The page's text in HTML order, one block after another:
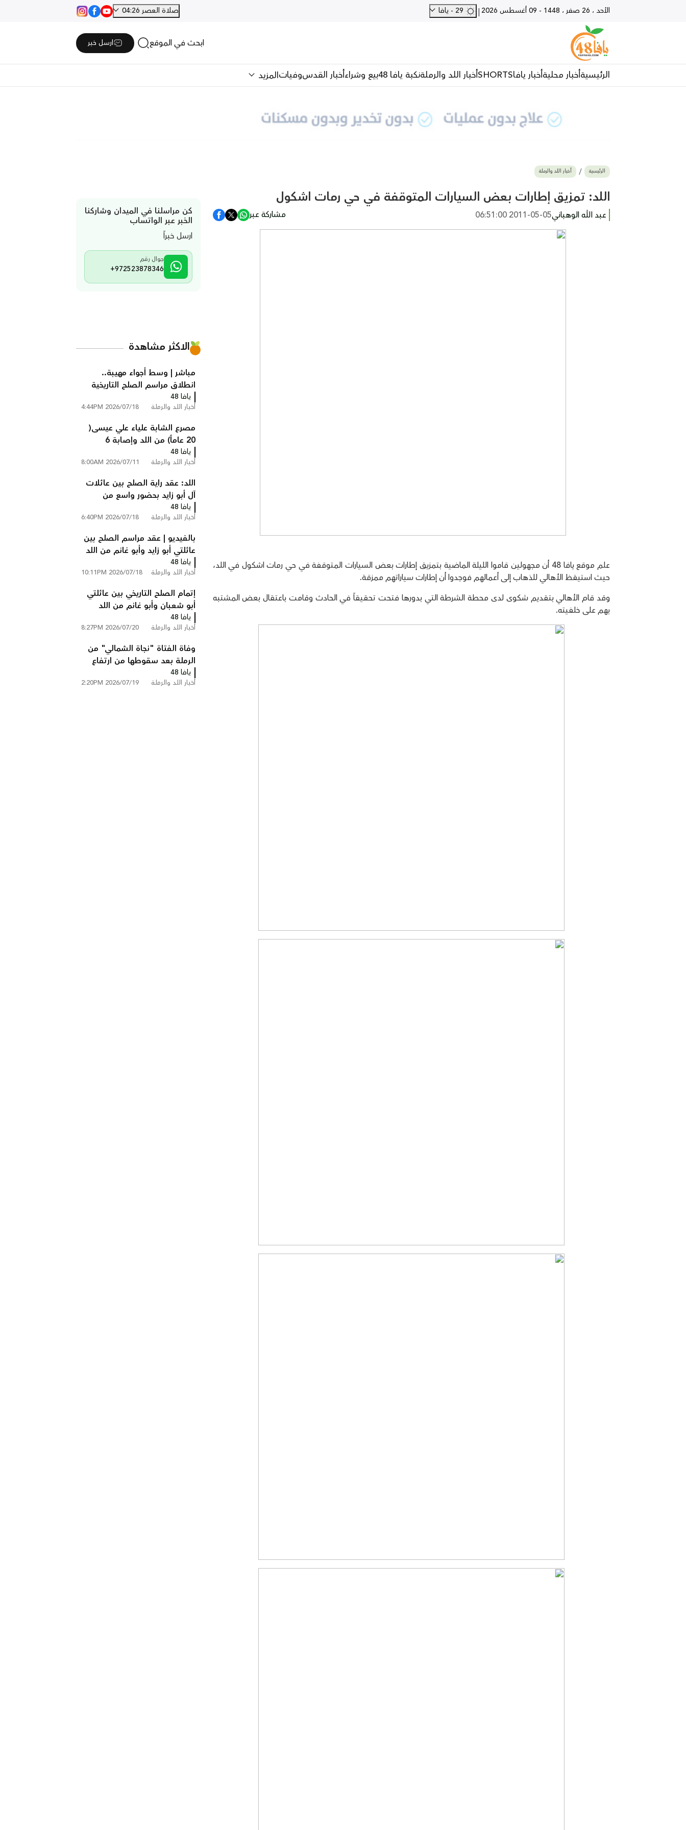
الأحد ، 26 صفر ، 1448 - 09 أغسطس 2026 | صلاة العصر 04:26
ابحث في الموقع ارسل خبر
الرئيسيةأخبار محليةأخبار يافاSHORTSأخبار اللد والرملةنكبة يافا 48 بيع وشراءأخبار القدسوفياتالمزيد
الرئيسية أخبار اللد والرملة
اللد: تمزيق إطارات بعض السيارات المتوقفة في حي رمات اشكول
عبد الله الوهباني2011-05-05 06:51:00 مشاركة عبر
علم موقع يافا 48 أن مجهولين قاموا الليلة الماضية بتمزيق إطارات بعض السيارات المتوقفة في حي رمات اشكول في اللد،
حيث استيقظ الأهالي للذهاب إلى أعمالهم فوجدوا أن إطارات سياراتهم ممزقة.
وقد قام الأهالي بتقديم شكوى لدى محطة الشرطة التي بدورها فتحت تحقيقاً في الحادث وقامت باعتقال بعض المشتبه
بهم على خلفيته.
كن مراسلنا في الميدان وشاركنا
الخبر عبر الواتساب
ارسل خبراً
جوال رقم
+972523878346
الاكثر مشاهدة
مباشر | وسط أجواء مهيبة..
انطلاق مراسم الصلح التاريخية
بين عائلتي أبو زايد وأبو غانم في
كفر قاسم
يافا 48
أخبار اللد والرملة 2026/07/18 4:44PM
مصرع الشابة علياء علي عيسى(
20 عاماً) من اللد وإصابة 6
أشخاص في حادث طرق مروع
على شارع 6 قرب الطيبة
يافا 48
أخبار اللد والرملة 2026/07/11 8:00AM
اللد: عقد راية الصلح بين عائلات
آل أبو زايد بحضور واسع من
الوجهاء ولجان الإصلاح
يافا 48
أخبار اللد والرملة 2026/07/18 6:40PM
بالفيديو | عقد مراسم الصلح بين
عائلتي أبو زايد وأبو غانم من اللد
في كفر قاسم
يافا 48
أخبار اللد والرملة 2026/07/18 10:11PM
إتمام الصلح التاريخي بين عائلتي
أبو شعبان وأبو غانم من اللد
والرملة في كفر قاسم
يافا 48
أخبار اللد والرملة 2026/07/20 8:27PM
وفاة الفتاة "نجاة الشمالي" من
الرملة بعد سقوطها من ارتفاع
في فندق بالأردن
يافا 48
أخبار اللد والرملة 2026/07/19 2:20PM